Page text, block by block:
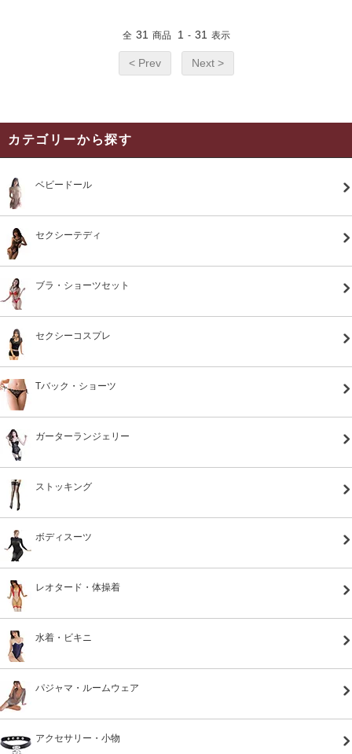
全 31 商品 1 - 31 表示
< Prev Next >
カテゴリーから探す
ベビードール
セクシーテディ
ブラ・ショーツセット
セクシーコスプレ
Tバック・ショーツ
ガーターランジェリー
ストッキング
ボディスーツ
レオタード・体操着
水着・ビキニ
パジャマ・ルームウェア
アクセサリー・小物